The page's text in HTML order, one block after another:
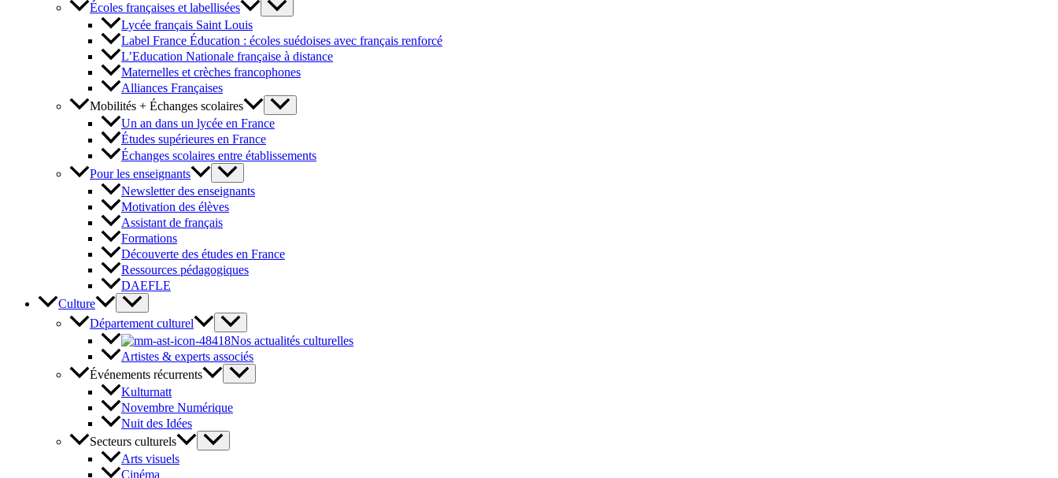
Écoles françaises et labellisées
Lycée français Saint Louis
Label France Éducation : écoles suédoises avec français renforcé
L’Education Nationale française à distance
Maternelles et crèches francophones
Alliances Françaises
Mobilités + Échanges scolaires
Un an dans un lycée en France
Études supérieures en France
Échanges scolaires entre établissements
Pour les enseignants
Newsletter des enseignants
Motivation des élèves
Assistant de français
Formations
Découverte des études en France
Ressources pédagogiques
DAEFLE
Culture
Département culturel
Nos actualités culturelles
Artistes & experts associés
Événements récurrents
Kulturnatt
Novembre Numérique
Nuit des Idées
Secteurs culturels
Arts visuels
Cinéma